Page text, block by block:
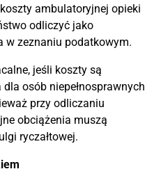
ambulatoryjnej opieki
odliczyć jako
w zeznaniu podatkowym.
jeśli koszty są
osób niepełnosprawnych
przy odliczaniu
obciążenia muszą
ryczałtowej.